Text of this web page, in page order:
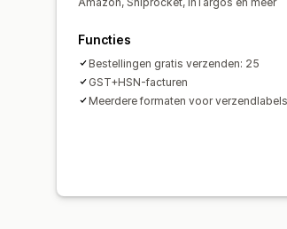
Functies
Bestellingen gratis verzenden: 25
GST+HSN-facturen
Meerdere formaten voor verzendlabels